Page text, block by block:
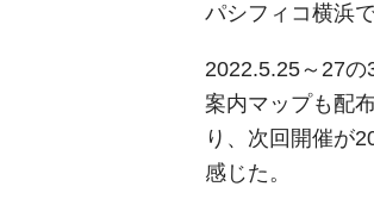
パシフィコ横浜
2022.5.25～27
案内マップも配
り、次回開催が
感じた。